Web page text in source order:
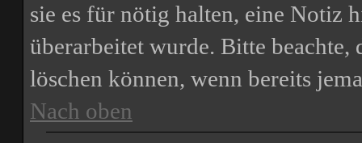
sie es für nötig halten, eine Notiz
überarbeitet wurde. Bitte
löschen können, wenn bereits
Nach oben